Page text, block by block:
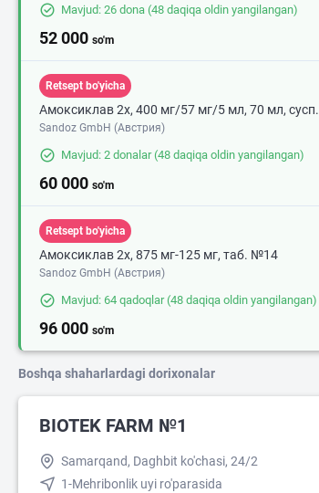
Mavjud: 26 dona (48 daqiqa oldin yangilangan)
52 000 so'm
Retsept bo'yicha
Амоксиклав 2х, 400 мг/57 мг/5 мл, 70 мл, сусп.
Sandoz GmbH (Австрия)
Mavjud: 2 donalar(48 daqiqa oldin yangilangan)
60 000 so'm
Retsept bo'yicha
Амоксиклав 2х, 875 мг-125 мг, таб. №14
Sandoz GmbH (Австрия)
Mavjud: 64 qadoqlar(48 daqiqa oldin yangilangan)
96 000 so'm
Boshqa shaharlardagi dorixonalar
BIOTEK FARM №1
Samarqand, Daghbit ko'chasi, 24/2
1-Mehribonlik uyi ro'parasida